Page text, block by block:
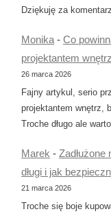
Dziękuję za komentarz
Monika -Co
projektantem
26 marca 2026
Fajny artykul, serio
projektantem wnętrz,
Troche długo ale
Marek -
długi i jak
21 marca 2026
Troche się boje